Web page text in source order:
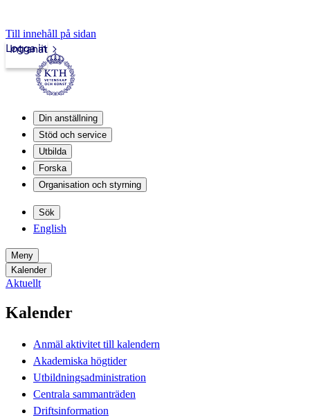
Till innehåll på sidan
Intranät
Logga in
Din anställning
Stöd och service
Utbilda
Forska
Organisation och styrning
Sök
English
Meny
Kalender
Aktuellt
Kalender
Anmäl aktivitet till kalendern
Akademiska högtider
Utbildningsadministration
Centrala sammanträden
Driftsinformation